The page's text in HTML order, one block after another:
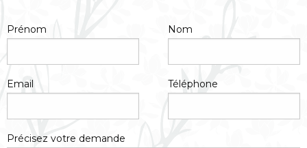
Prénom Nom
Email Téléphone
Précisez votre demande